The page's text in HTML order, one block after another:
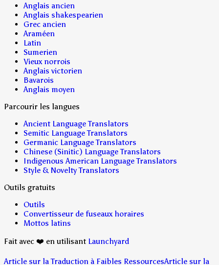
Anglais ancien
Anglais shakespearien
Grec ancien
Araméen
Latin
Sumerien
Vieux norrois
Anglais victorien
Bavarois
Anglais moyen
Parcourir les langues
Ancient Language Translators
Semitic Language Translators
Germanic Language Translators
Chinese (Sinitic) Language Translators
Indigenous American Language Translators
Style & Novelty Translators
Outils gratuits
Outils
Convertisseur de fuseaux horaires
Mottos latins
Fait avec ❤️ en utilisant Launchyard
Article sur la Traduction à Faibles RessourcesArticle sur la